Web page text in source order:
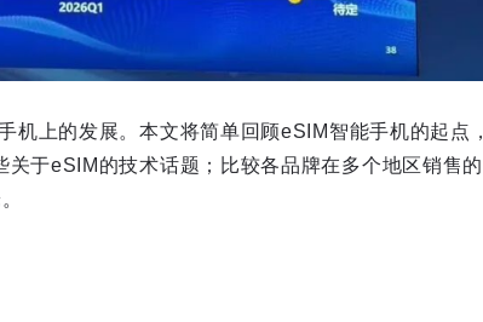
上的发展。本文将简单回顾eSIM智能手机的起点，
于eSIM的技术话题；比较各品牌在多个地区销售的